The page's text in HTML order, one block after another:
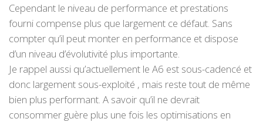
Cependant le niveau de performance et prestations
fourni compense plus que largement ce défaut. Sans
compter qu’il peut monter en performance et dispose
d’un niveau d’évolutivité plus importante.
Je rappel aussi qu’actuellement le A6 est sous-cadencé et
donc largement sous-exploité , mais reste tout de même
bien plus performant. A savoir qu’il ne devrait
consommer guère plus une fois les optimisations en